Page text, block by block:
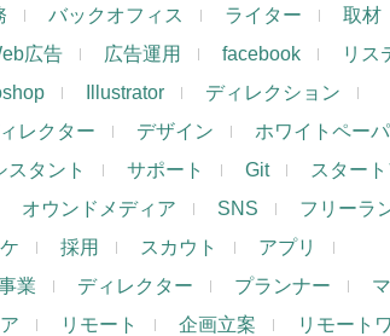
バックオフィス ライター 取材
広告 広告運用 facebook リス
Illustrator
ディレクション
レクター デザイン ホワイトペー
スタント サポート Git スター
オウンドメディア SNS
フリーラ
採用 スカウト
アプリ
業 ディレクター プランナー
リモート 企画立案
リモート